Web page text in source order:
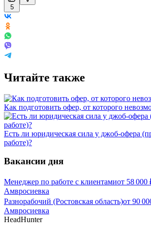
5
Читайте также
Как подготовить офер, от которого
Есть ли юридическая сила у джоб-офера
работе)?
Вакансии дня
Менеджер по работе с клиентамиот 58 000
Амвросиевка
Разнорабочий (Ростовская область)от 90
Амвросиевка
HeadHunter